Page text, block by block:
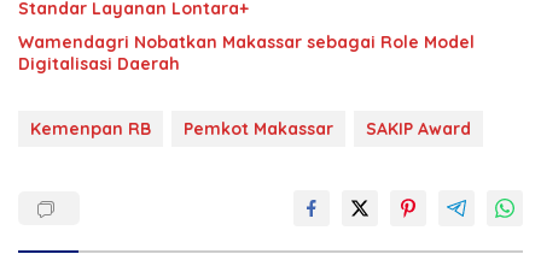
Standar Layanan Lontara+
Wamendagri Nobatkan Makassar sebagai Role Model
Digitalisasi Daerah
Kemenpan RB Pemkot Makassar SAKIP Award